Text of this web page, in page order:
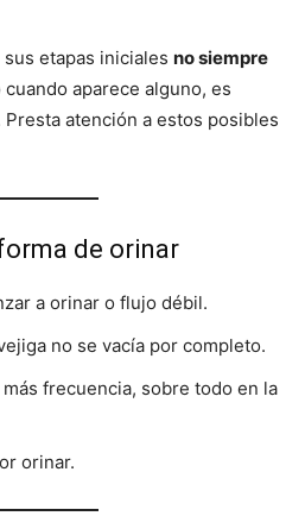
etapas iniciales no siempre
cuando aparece alguno, es
atención a estos posibles
de orinar
a orinar o flujo débil.
no se vacía por completo.
frecuencia, sobre todo en la
orinar.